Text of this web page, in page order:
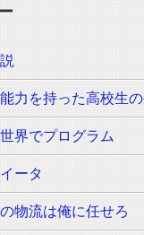
界でプログラム
ータ
物流は俺に任せろ